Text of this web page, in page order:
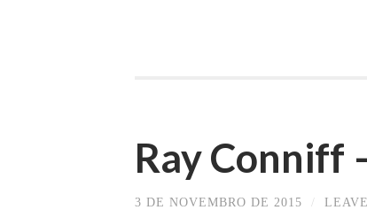
Ray Conniff
3 DE NOVEMBRO DE 2015